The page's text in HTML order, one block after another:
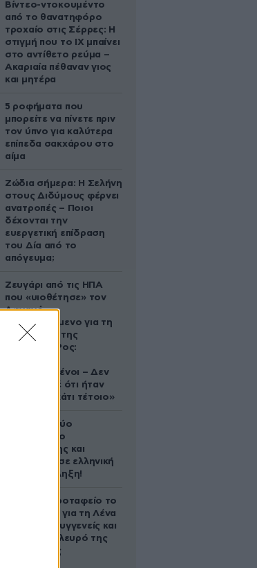
Βίντεο-ντοκουμέντο
από το θανατηφόρο
τροχαίο στις Σέρρες: Η
στιγμή που το ΙΧ μπαίνει
στο αντίθετο ρεύμα –
Ακαριαία πέθαναν γιος
και μητέρα
5 ροφήματα που
μπορείτε να πίνετε πριν
τον ύπνο για καλύτερα
επίπεδα σακχάρου στο
αίμα
Ζώδια σήμερα: Η Σελήνη
στους Διδύμους φέρνει
ανατροπές – Ποιοι
δέχονται την
ευεργετική επίδραση
του Δία από το
απόγευμα;
Ζευγάρι από τις ΗΠΑ
που «υιοθέτησε» τον
Αφγανό
κατηγορούμενο για τη
δολοφονία της
Ελίζαμπεθ Ρος:
συντετριμμένοι – Δεν
έδειξε ποτέ ότι ήταν
ικανός για κάτι τέτοιο»
Ακυρώνει δύο
συμβόλαια ο
Λαρεντζάκης και
υπογράφει σε ελληνική
ομάδα-έκπληξη!
Στο Α’ Νεκροταφείο το
μνημόσυνο για τη Λένα
Σαμαρά – Συγγενείς και
φίλοι στο πλευρό της
οικογένειας